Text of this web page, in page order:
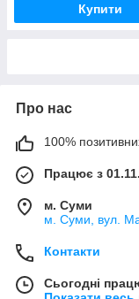
Купити
Про нас
100%
Працює з
м. Суми
м. Суми, вул.
Контакти
Сьогодні